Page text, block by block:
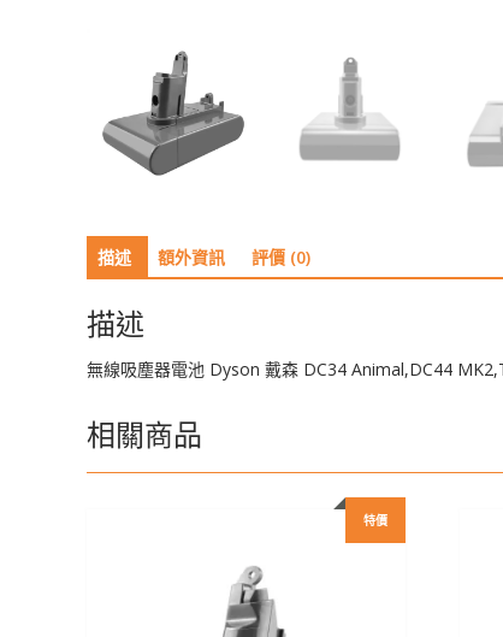
描述 額外資訊 評價 (0)
描述
無線吸塵器電池 Dyson 戴森 DC34 Animal,DC44
相關商品
特價